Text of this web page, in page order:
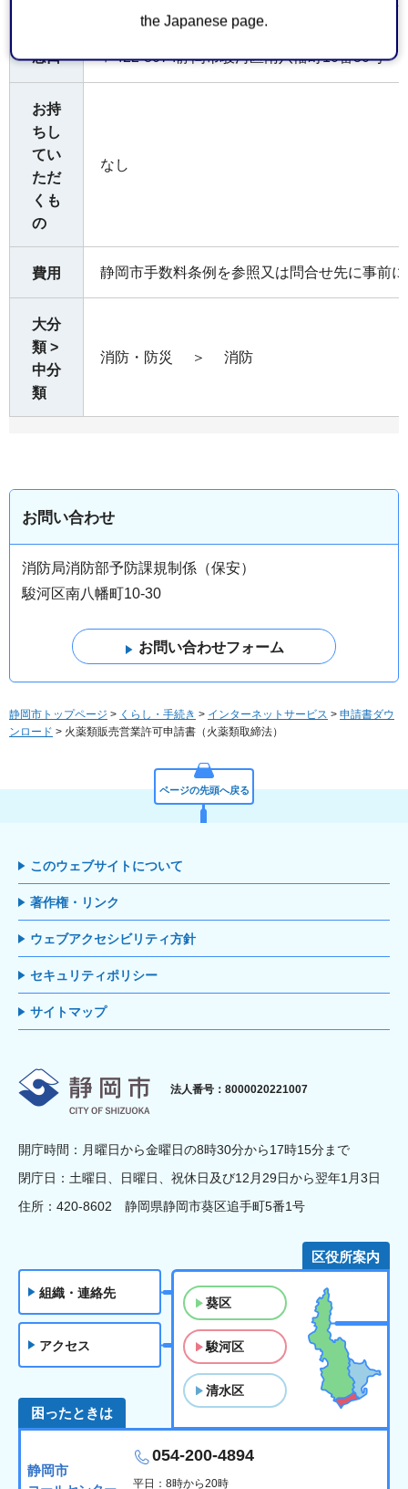
the Japanese page.
窓口
静岡市消防局 予防課 保安係
〒422-8074静岡市駿河区南八幡町10番30号
お持
ちし
てい
ただ
くも
の
なし
費用 静岡市手数料条例を参照又は問合せ先に事前
大分
類 >
中分
類
消防・防災 ＞ 消防
お問い合わせ
消防局消防部予防課規制係（保安）
駿河区南八幡町10-30
静岡市トップページ > くらし・手続き > インターネットサービス > 申請書ダウ
ンロード > 火薬類販売営業許可申請書（火薬類取締法）
ページの先頭へ戻る
このウェブサイトについて
著作権・リンク
ウェブアクセシビリティ方針
セキュリティポリシー
サイトマップ
静岡市
法人番号：8000020221007
開庁時間：月曜日から金曜日の8時30分から17時15分まで
閉庁日：土曜日、日曜日、祝休日及び12月29日から翌年1月3日
住所：420-8602 静岡県静岡市葵区追手町5番1号
組織・連絡先
アクセス
区役所案内
葵区
駿河区
清水区
困ったときは
静岡市
054-200-4894
平日：8時から20時